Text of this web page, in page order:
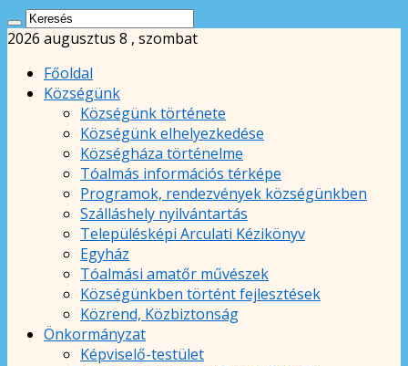
2026 augusztus 8 , szombat
Főoldal
Községünk
Községünk története
Községünk elhelyezkedése
Községháza történelme
Tóalmás információs térképe
Programok, rendezvények községünkben
Szálláshely nyilvántartás
Településképi Arculati Kézikönyv
Egyház
Tóalmási amatőr művészek
Községünkben történt fejlesztések
Közrend, Közbiztonság
Önkormányzat
Képviselő-testület